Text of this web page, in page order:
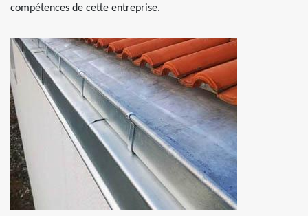
compétences de cette entreprise.